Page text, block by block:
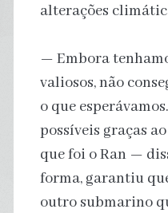
alterações
— Embora
valiosos, não
o que
possíveis graças
que foi o Ran —
forma, garantiu
outro submarino